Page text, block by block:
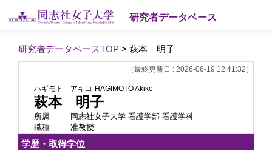
研究者データベース
研究者データベースTOP > 萩本 明子
（最終更新日 : 2026-06-19 12:41:32）
ハギモト アキコ HAGIMOTO Akiko
萩本 明子
所属
同志社女子大学 看護学部 看護学科
職種
准教授
学歴・取得学位